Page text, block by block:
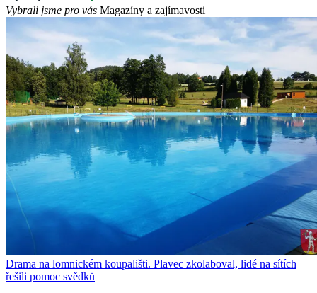
Vybrali jsme pro vás Magazíny a zajímavosti
Drama na lomnickém koupališti. Plavec zkolaboval, lidé na sítích
řešili pomoc svědků